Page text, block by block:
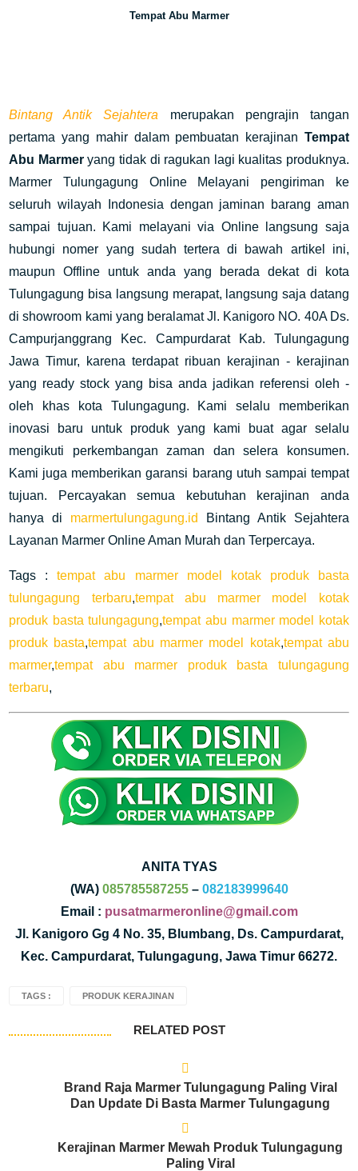
Tempat Abu Marmer
Bintang Antik Sejahtera merupakan pengrajin tangan
pertama yang mahir dalam pembuatan kerajinan Tempat
Abu Marmeryang tidak di ragukan lagi kualitas produknya.
Marmer Tulungagung Online Melayani pengiriman ke
seluruh wilayah Indonesia dengan jaminan barang aman
sampai tujuan. Kami melayani via Online langsung saja
hubungi nomer yang sudah tertera di bawah artikel ini,
maupun Offline untuk anda yang berada dekat di kota
Tulungagung bisa langsung merapat, langsung saja datang
di showroom kami yang beralamat Jl. Kanigoro NO. 40A Ds.
Campurjanggrang Kec. Campurdarat Kab. Tulungagung
Jawa Timur, karena terdapat ribuan kerajinan - kerajinan
yang ready stock yang bisa anda jadikan referensi oleh -
oleh khas kota Tulungagung. Kami selalu memberikan
inovasi baru untuk produk yang kami buat agar selalu
mengikuti perkembangan zaman dan selera konsumen.
Kami juga memberikan garansi barang utuh sampai tempat
tujuan. Percayakan semua kebutuhan kerajinan anda
hanya di marmertulungagung.id
Bintang Antik Sejahtera
Layanan Marmer Online Aman Murah dan Terpercaya.
Tags :tempat abu marmer model kotak produk basta
tulungagung terbaru,tempat abu marmer model kotak
produk basta tulungagung,tempat abu marmer model kotak
produk basta,tempat abu marmer model kotak,tempat abu
marmer,tempat abu marmer produk basta tulungagung
terbaru,
ANITA TYAS
(WA) 085785587255– 082183999640
Email : pusatmarmeronline@gmail.com
Jl. Kanigoro Gg 4 No. 35, Blumbang, Ds. Campurdarat,
Kec. Campurdarat, Tulungagung, Jawa Timur 66272.
TAGS : PRODUK KERAJINAN
RELATED POST
Brand Raja Marmer Tulungagung Paling Viral
Dan Update Di Basta Marmer Tulungagung
Kerajinan Marmer Mewah Produk Tulungagung
Paling Viral